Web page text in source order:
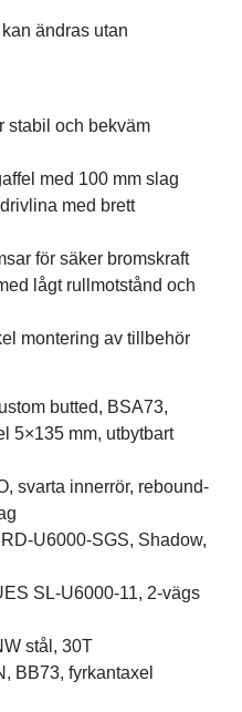
ändras utan
stabil och bekväm
med 100 mm slag
med brett
för säker bromskraft
lågt rullmotstånd och
montering av tillbehör
butted, BSA73,
5×135 mm, utbytbart
svarta innerrör, rebound-
U6000-SGS, Shadow,
SL-U6000-11, 2-vägs
stål, 30T
BB73, fyrkantaxel